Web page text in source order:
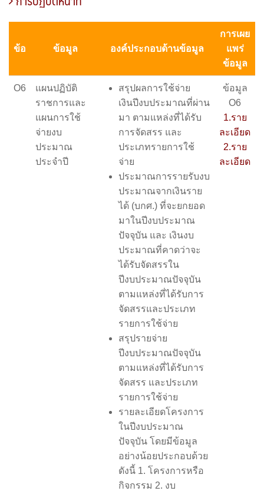
ข้อ ข้อมูล องค์ประกอบด้านข้อมูล
การเผย
แพร่
ข้อมูล
O6
แผนปฏิบัติ
ราชการและ
แผนการใช้
จ่ายงบ
ประมาณ
ประจำปี
สรุปผลการใช้จ่าย
เงินปีงบประมาณที่ผ่าน
มา ตามแหล่งที่ได้รับ
การจัดสรร และ
ประเภทรายการใช้
จ่าย
ประมาณการรายรับงบ
ประมาณจากเงินราย
ได้ (บกศ.) ที่จะยกยอด
มาในปีงบประมาณ
ปัจจุบัน และ เงินงบ
ประมาณที่คาดว่าจะ
ได้รับจัดสรรใน
ปีงบประมาณปัจจุบัน
ตามแหล่งที่ได้รับการ
จัดสรรและประเภท
รายการใช้จ่าย
สรุปรายจ่าย
ปีงบประมาณปัจจุบัน
ตามแหล่งที่ได้รับการ
จัดสรร และประเภท
รายการใช้จ่าย
รายละเอียดโครงการ
ในปีงบประมาณ
ปัจจุบัน โดยมีข้อมูล
อย่างน้อยประกอบด้วย
ดังนี้ 1. โครงการหรือ
กิจกรรม 2. งบ
ข้อมูล
O6
1.ราย
ละเอียด
2.ราย
ละเอียด